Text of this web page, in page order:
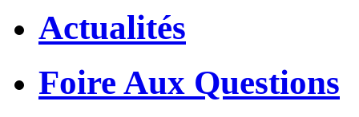
Actualités
Foire Aux Questions